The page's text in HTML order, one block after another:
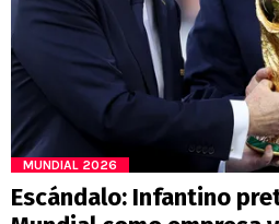
MUNDIAL 2026
Escándalo: Infantino